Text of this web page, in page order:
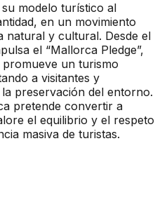
modelo turístico al
en un movimiento
natural y cultural. Desde el
el “Mallorca Pledge”,
un turismo
a visitantes y
preservación del entorno.
pretende convertir a
el equilibrio y el respeto
masiva de turistas.